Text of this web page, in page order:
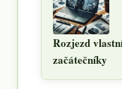
Rozjezd
začátečníky